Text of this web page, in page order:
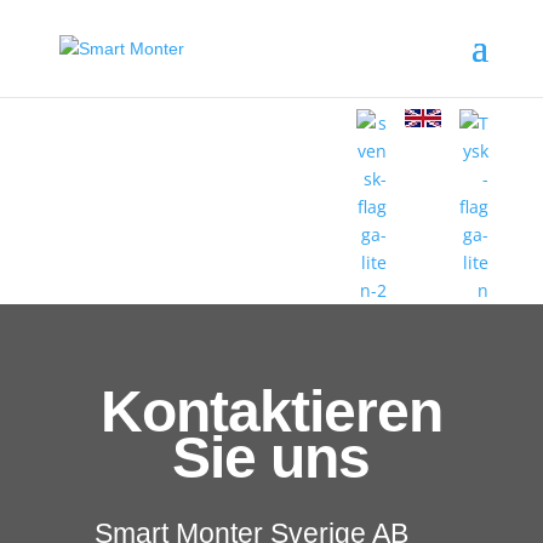
Kontaktieren
Sie uns
Smart Monter Sverige AB